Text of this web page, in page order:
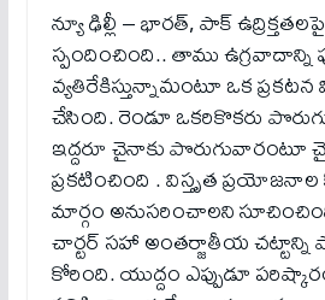
న్యూ ఢిల్లీ – భారత్, పాక్
స్పందించింది.. తాము ఉగ్ర‌వాదాన్ని
వ్య‌తిరేకిస్తున్నామంటూ ఒక
చేసింది. రెండూ ఒకరికొకరు
ఇద్దరూ చైనాకు పొరుగువారంటూ
ప్రకటించింది . విస్తృత
మార్గం అనుసరించాలని
చార్టర్ సహా అంతర్జాతీయ
కోరింది. యుద్దం ఎప్పుడూ